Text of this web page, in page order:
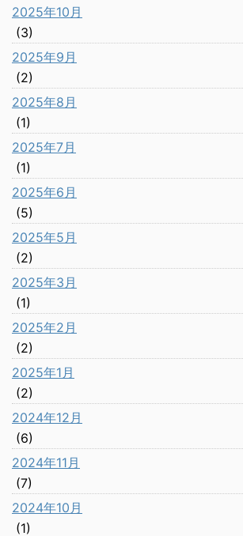
2025年10月
(3)
2025年9月
(2)
2025年8月
(1)
2025年7月
(1)
2025年6月
(5)
2025年5月
(2)
2025年3月
(1)
2025年2月
(2)
2025年1月
(2)
2024年12月
(6)
2024年11月
(7)
2024年10月
(1)